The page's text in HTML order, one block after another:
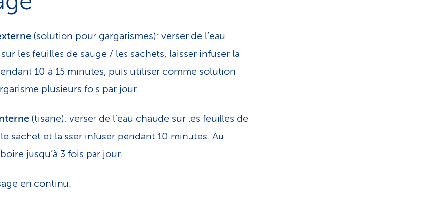
(solution pour garga­ris­mes): verser de l’eau
les feuilles de sauge / les sachets, laisser infuser la
10 à 15 minutes, puis utiliser comme solution
plusieurs fois par jour.
(tisane): verser de l’eau chaude sur les feuilles de
sachet et laisser infuser pendant 10 minutes. Au
jusqu’à 3 fois par jour.
en continu.